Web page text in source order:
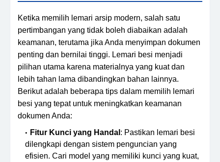
Ketika memilih lemari arsip modern, salah satu
pertimbangan yang tidak boleh diabaikan adalah
keamanan, terutama jika Anda menyimpan dokumen
penting dan bernilai tinggi. Lemari besi menjadi
pilihan utama karena materialnya yang kuat dan
lebih tahan lama dibandingkan bahan lainnya.
Berikut adalah beberapa tips dalam memilih lemari
besi yang tepat untuk meningkatkan keamanan
dokumen Anda:
Fitur Kunci yang Handal : Pastikan lemari besi
dilengkapi dengan sistem penguncian yang
efisien. Cari model yang memiliki kunci yang kuat,